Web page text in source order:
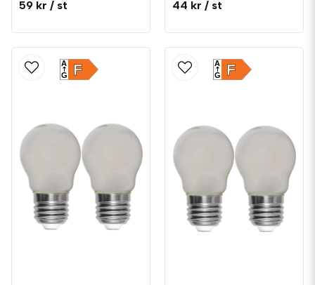
59 kr / st 44 kr / st
F
A
G F
A
G